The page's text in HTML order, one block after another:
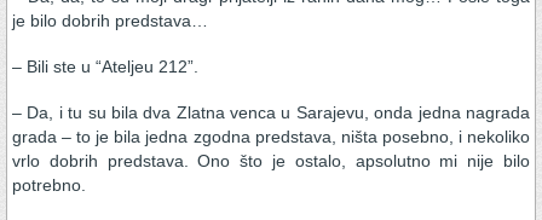
je bilo dobrih predstava…
– Bili ste u “Ateljeu 212”.
– Da, i tu su bila dva Zlatna venca u Sarajevu, onda jedna nagrada
grada – to je bila jedna zgodna predstava, ništa posebno, i nekoliko
vrlo dobrih predstava. Ono što je ostalo, apsolutno mi nije bilo
potrebno.